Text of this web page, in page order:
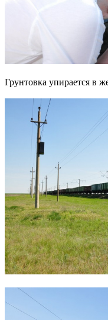
Грунтовка упирается в